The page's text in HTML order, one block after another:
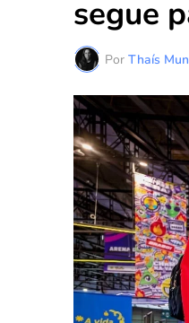
segue
Por Thaís